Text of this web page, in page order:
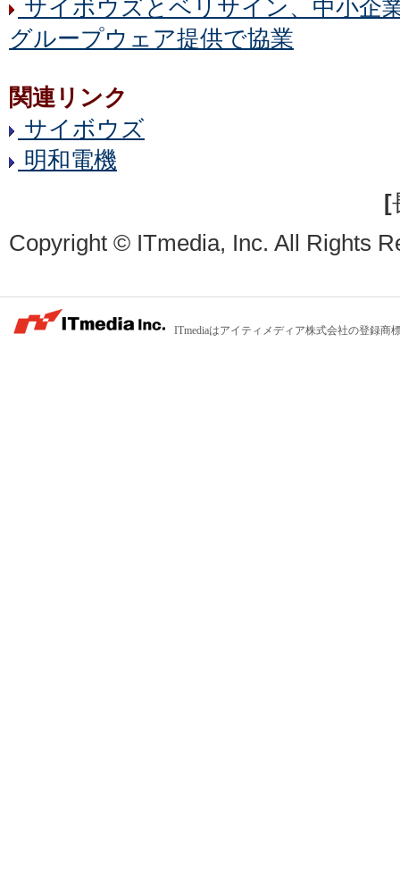
サイボウズとベリサイン、中小企
グループウェア提供で協業
関連リンク
サイボウズ
明和電機
[
Copyright © ITmedia, Inc. All Rights
ITmediaはアイティメディア株式会社の登録商